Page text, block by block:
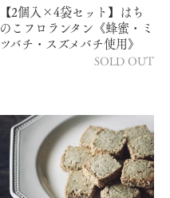
【2個入×4袋セット】はち
のこフロランタン《蜂蜜・ミ
ツバチ・スズメバチ使用》
SOLD OUT